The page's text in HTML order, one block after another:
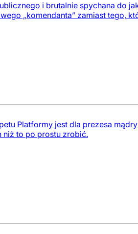
i brutalnie spychana do
„komendanta” zamiast tego,
Platformy jest dla prezesa
niż to po prostu zrobić.